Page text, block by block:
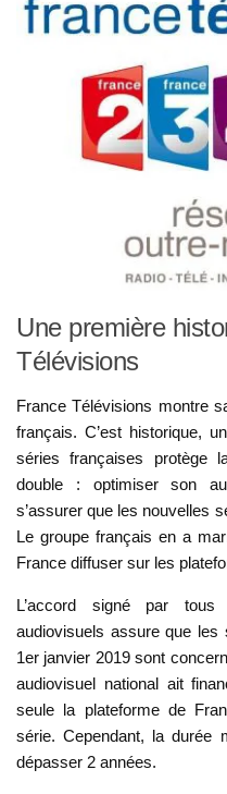
Une première
Télévisions
France Télévisions montre
français. C’est historique,
séries françaises protège
double : optimiser son
s’assurer que les nouvelles
Le groupe français en a
France diffuser sur les
L’accord signé par
audiovisuels assure que
1er janvier 2019 sont
audiovisuel national ait
seule la plateforme de
série. Cependant, la durée
dépasser 2 années.